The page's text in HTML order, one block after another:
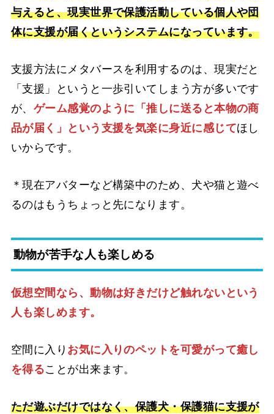
与えると、現実世界で保護活動している個人や団
体に支援が届くというシステムになっています。
支援方法にメタバースを利用するのは、現実だと
「支援」というと一歩引いてしまう方が多いです
が、 ゲーム感覚のように「推しに送ると本物の商
品が届く」という支援を気楽に身近に感じてほし
いからです。
＊現在アバターなど構築中のため、犬や猫と遊べ
るのはもうちょっと先になります。
動物が苦手な人も楽しめる
仮想空間なら、動物は好きだけど触れないという
人も楽しめます。
空間に入り お気に入りのペットを可愛がって癒し
を得ることが出来ます。
ただ遊ぶだけではなく、保護犬・保護猫に支援が